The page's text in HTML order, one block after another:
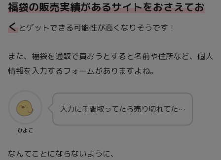
福袋の販売実績があるサイトをおさえてお
く とゲットできる可能性が高くなりそうです！
また、福袋を通販で買おうとすると名前や住所など、個人
情報を入力するフォームがありますよね。
ひよこ
入力に手間取ってたら売り切れてた…
なんてことにならないように、